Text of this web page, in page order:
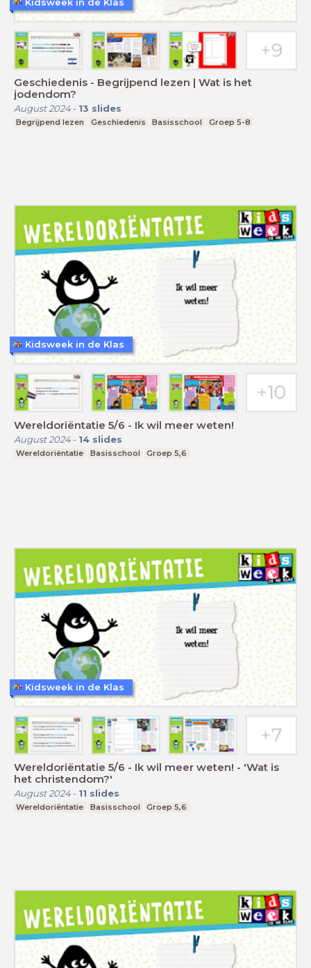
Geschiedenis - Begrijpend lezen | Wat is het
jodendom?
August 2024- 13 slides
Begrijpend lezen Geschiedenis Basisschool Groep 5-8
Wereldoriëntatie 5/6 - Ik wil meer weten!
August 2024- 14 slides
Wereldoriëntatie Basisschool Groep 5,6
Kidsweek in de Klas
Wereldoriëntatie 5/6 - Ik wil meer weten! - 'Wat is
het christendom?'
August 2024- 11 slides
Wereldoriëntatie Basisschool Groep 5,6
Kidsweek in de Klas